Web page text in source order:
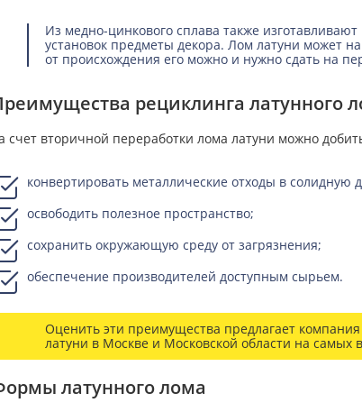
Из медно-цинкового сплава также
установок предметы декора. Лом латуни может
от происхождения его можно и нужно сдать на
рециклинга латунного
счет вторичной переработки лома латуни можно
конвертировать металлические отходы в солидную
освободить полезное пространство;
сохранить окружающую среду от загрязнения;
обеспечение производителей доступным сырьем.
Оценить эти преимущества предлагает
латуни в Москве и Московской области на самых
латунного лома